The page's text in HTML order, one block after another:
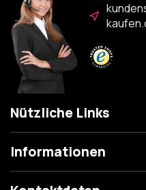
Nützliche Links
Informationen